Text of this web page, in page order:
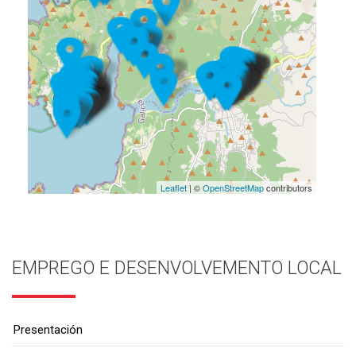
Leaflet| ©OpenStreetMapcontributors
EMPREGO E DESENVOLVEMENTO LOCAL
Presentación